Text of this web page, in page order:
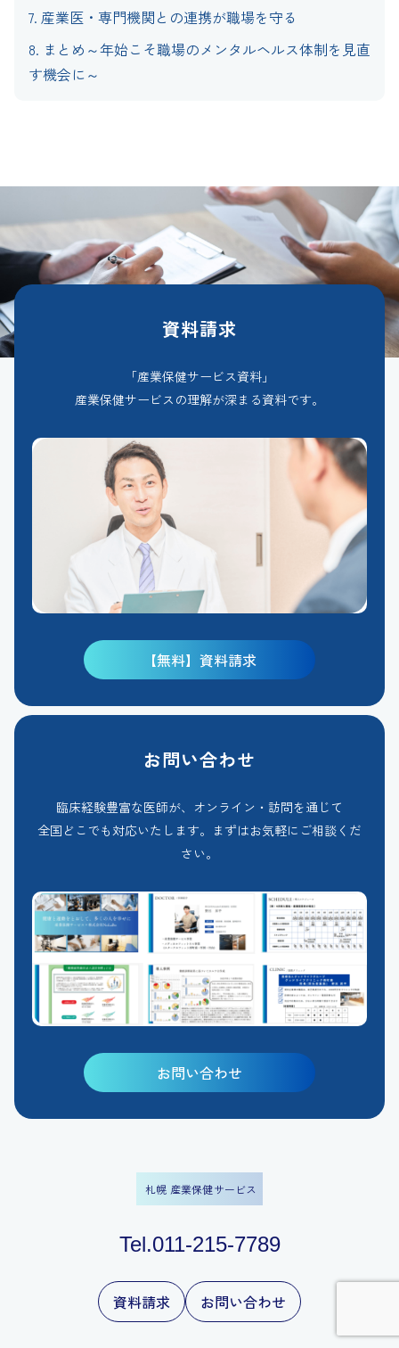
7. 産業医・専門機関との連携が職場を守る
8. まとめ～年始こそ職場のメンタルヘルス体制を見直
す機会に～
資料請求
「産業保健サービス資料」
産業保健サービスの理解が深まる資料です。
【無料】資料請求
お問い合わせ
臨床経験豊富な医師が、オンライン・訪問を通じて
全国どこでも対応いたします。まずはお気軽にご相談くだ
さい。
お問い合わせ
札幌 産業保健サービス
Tel.011-215-7789
資料請求 お問い合わせ